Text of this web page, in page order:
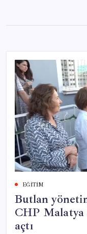
content
EĞITIM
Butlan
CHP
açtı